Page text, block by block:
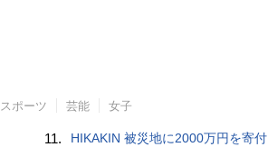
スポーツ 芸能 女子
11. HIKAKIN 被災地に2000万円を寄付